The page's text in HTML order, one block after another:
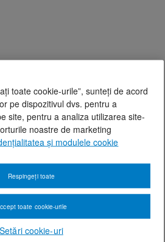
toate cookie-urile”, sunteți de acord
pe dispozitivul dvs. pentru a
site, pentru a analiza utilizarea site-
noastre de marketing
și modulele cookie
Setări cookie-uri
Respingeți toate
toate cookie-urile